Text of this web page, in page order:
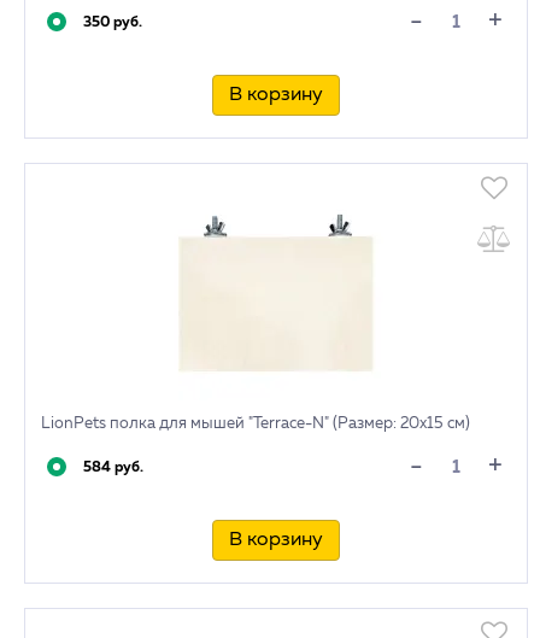
350 руб. - +
В корзину
LionPets полка для мышей "Terrace-N" (Размер: 20х15 см)
584 руб. - +
В корзину